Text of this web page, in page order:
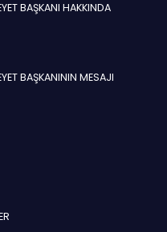
BAŞKANI HAKKINDA
BAŞKANININ MESAJI